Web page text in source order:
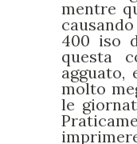
mentre
400 iso
questa
molto
le